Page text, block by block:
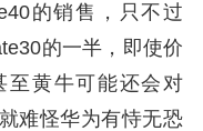
的销售，只不过
的一半，即使价
至黄牛可能还会对
难怪华为有恃无恐